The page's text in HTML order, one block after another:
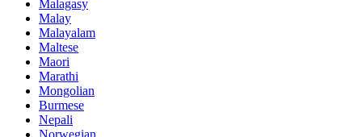
Malagasy
Malay
Malayalam
Maltese
Maori
Marathi
Mongolian
Burmese
Nepali
Norwegian